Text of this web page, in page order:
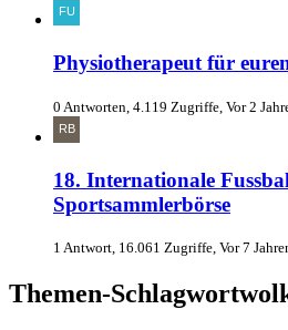
Physiotherapeut für
0 Antworten, 4.119 Zugriffe, Vor 2
18. Internationale
Sportsammlerbörse
1 Antwort, 16.061 Zugriffe, Vor 7
Themen-